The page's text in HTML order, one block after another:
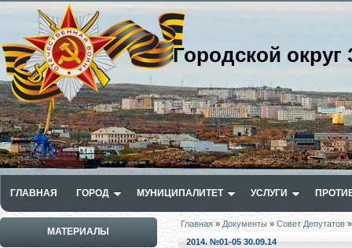
Городской
ГЛАВНАЯ ГОРОД МУНИЦИПАЛИТЕТ УСЛУГИ
МАТЕРИАЛЫ
Главная» Документы »Совет Депутатов
2014. №01-05 30.09.14